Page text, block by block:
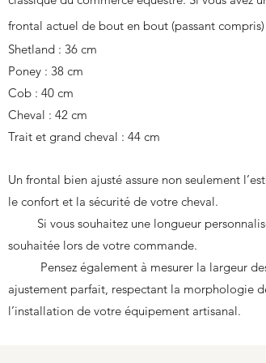
frontal actuel de bout en bout (passant compris)
Shetland : 36 cm
Poney : 38 cm
Cob : 40 cm
Cheval : 42 cm
Trait et grand cheval : 44 cm
Un frontal bien ajusté assure non seulement
le confort et la sécurité de votre cheval.
Si vous souhaitez une longueur
souhaitée lors de votre commande.
Pensez également à mesurer la largeur
ajustement parfait, respectant la morphologie
l’installation de votre équipement artisanal.